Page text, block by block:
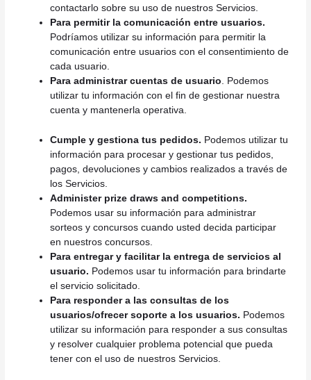
contactarlo sobre su uso de nuestros Servicios.
Para permitir la comunicación entre usuarios.
Podríamos utilizar su información para permitir la
comunicación entre usuarios con el consentimiento de
cada usuario.
Para administrar cuentas de usuario. Podemos
utilizar tu información con el fin de gestionar nuestra
cuenta y mantenerla operativa.
Cumple y gestiona tus pedidos. Podemos utilizar tu
información para procesar y gestionar tus pedidos,
pagos, devoluciones y cambios realizados a través de
los Servicios.
Administer prize draws and competitions.
Podemos usar su información para administrar
sorteos y concursos cuando usted decida participar
en nuestros concursos.
Para entregar y facilitar la entrega de servicios al
usuario. Podemos usar tu información para brindarte
el servicio solicitado.
Para responder a las consultas de los
usuarios/ofrecer soporte a los usuarios. Podemos
utilizar su información para responder a sus consultas
y resolver cualquier problema potencial que pueda
tener con el uso de nuestros Servicios.